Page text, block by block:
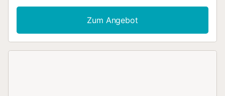
seinem eigenen Garten mit Blick auf das Meer, es hat einen
großen Grill und Gartenmöbeln. Kapazität: 8 Personen
Haustiere sind erlaubt...
Zum Angebot